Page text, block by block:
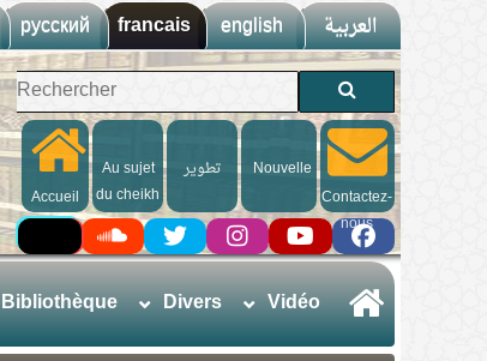
العربية english
francais
русский
Accueil
Au sujet
du cheikh
تطوير
Nouvelle
Contactez-
nous
Vidéo
Divers
Bibliothèque